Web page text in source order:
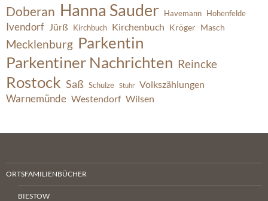
Doberan Hanna Sauder Havemann Hohenfelde
Ivendorf Jürß Kirchbuch Kirchenbuch Kröger Masch
Mecklenburg Parkentin
Parkentiner Nachrichten Reincke
Rostock Saß Schulze Stuhr Volkszählungen
Warnemünde Westendorf Wilsen
ORTSFAMILIENBÜCHER
BIESTOW